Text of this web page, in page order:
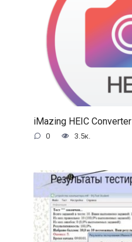
iMazing HEIC Converter
0 3.5к.